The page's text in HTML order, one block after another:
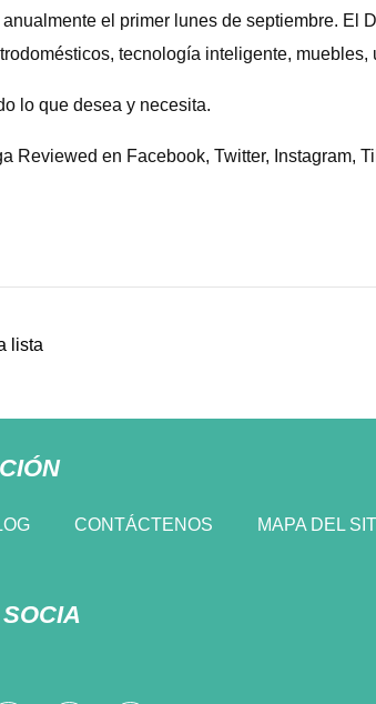
el primer lunes de septiembre. El
tecnología inteligente, muebles,
lo que desea y necesita.
en Facebook, Twitter, Instagram,
lista
CONTÁCTENOS MAPA DEL